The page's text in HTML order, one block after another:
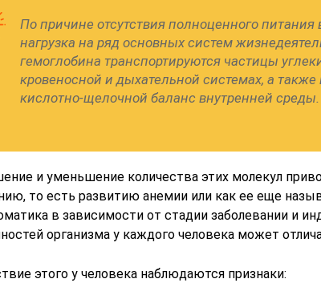
По причине отсутствия полноценного питания
нагрузка на ряд основных систем
гемоглобина транспортируются частицы
кровеносной и дыхательной системах, а также
кислотно-щелочной баланс внутренней среды.
и уменьшение количества этих молекул
то есть развитию анемии или как ее еще
в зависимости от стадии заболевании и
организма у каждого человека может
этого у человека наблюдаются признаки: